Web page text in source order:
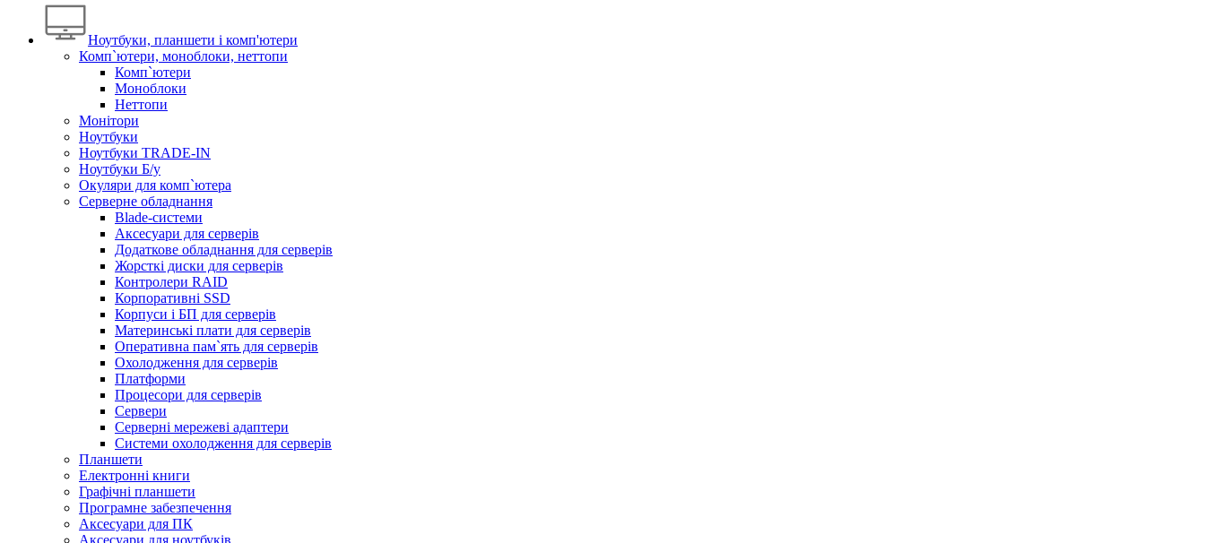
Ноутбуки, планшети і комп'ютери
Комп`ютери, моноблоки, неттопи
Комп`ютери
Моноблоки
Неттопи
Монітори
Ноутбуки
Ноутбуки TRADE-IN
Ноутбуки Б/у
Окуляри для комп`ютера
Серверне обладнання
Blade-системи
Аксесуари для серверів
Додаткове обладнання для серверів
Жорсткі диски для серверів
Контролери RAID
Корпоративні SSD
Корпуси і БП для серверів
Материнські плати для серверів
Оперативна пам`ять для серверів
Охолодження для серверів
Платформи
Процесори для серверів
Сервери
Серверні мережеві адаптери
Системи охолодження для серверів
Планшети
Електронні книги
Графічні планшети
Програмне забезпечення
Аксесуари для ПК
Аксесуари для ноутбуків